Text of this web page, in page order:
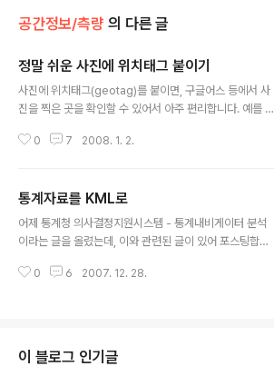
공간정보/측량 의 다른 글
정말 쉬운 사진에 위치태그 붙이기
사진에 위치태그(geotag)를 붙이면, 구글어스 등에서 사
진을 찍은 곳을 확인할 수 있어서 아주 편리합니다. 예를 들
디쯤이다... 라고 설명할 필요가 없이 직접 지도위에 나타난
anoramio)가 가장 유명하지만, 플리커(flickr), 구글의 피
카사(picasa) 등도 모두 위치태그를 지원하고 있고, 우리
나라에서는 트라이블과 같은 전문 매쉬업 사이트에도 위치
노라미오에서 Seoul을 입력하여 검색한 결과입니다. 사진
0 7 2008. 1. 2.
통계자료를 KML로
어제 통계청 의사결정지원시스템 - 통계내비게이터 분석
이라는 글을 올렸는데, 이와 관련된 글이 있어 포스팅합니
지구(neighborhood)에 관한 통계자료를 KML로 만들
가 보이고, 그 내부에 있는 위치표지(placemarks)를 누
르면 통계자료를 볼 수 있습니다. 통계청의 집계구가 대략
0 6 2007. 12. 28.
이 블로그 인기글